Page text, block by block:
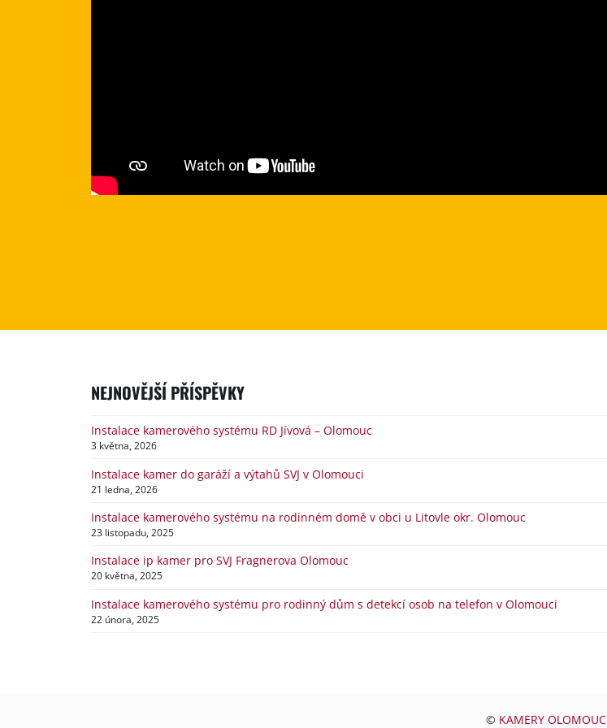
NEJNOVĚJŠÍ PŘÍSPĚVKY
Instalace kamerového systému RD Jívová – Olomouc
3 května, 2026
Instalace kamer do garáží a výtahů SVJ v Olomouci
21 ledna, 2026
Instalace kamerového systému na rodinném domě v obci u Litovle okr. Olomouc
23 listopadu, 2025
Instalace ip kamer pro SVJ Fragnerova Olomouc
20 května, 2025
Instalace kamerového systému pro rodinný dům s detekcí osob na telefon v Olomouci
22 února, 2025
© KAMERY OLOMOUC